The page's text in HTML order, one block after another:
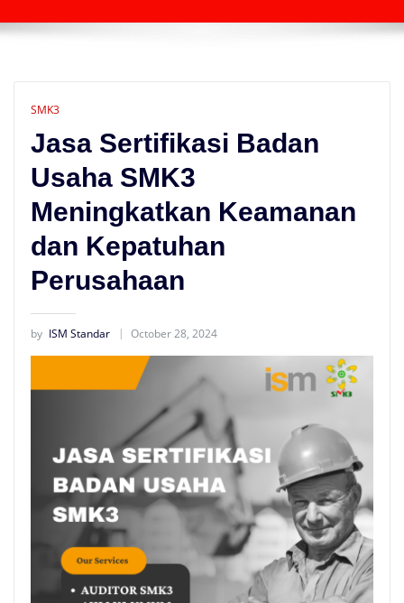
SMK3
Jasa Sertifikasi Badan
Usaha SMK3
Meningkatkan Keamanan
dan Kepatuhan
Perusahaan
by ISM Standar October 28, 2024